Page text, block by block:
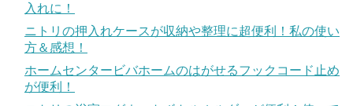
入れに！
ニトリの押入れケースが収納や整理に超便利！私の使い
方＆感想！
ホームセンタービバホームのはがせるフックコード止め
が便利！